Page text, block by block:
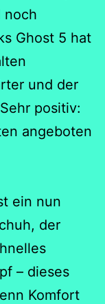
noch
Ghost 5 hat
und der
positiv:
angeboten
ein nun
der
– dieses
Komfort